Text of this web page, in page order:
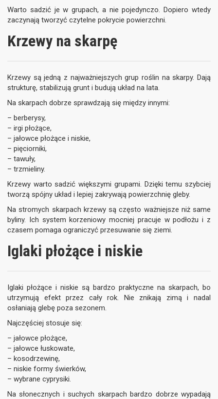
Warto sadzić je w grupach, a nie pojedynczo. Dopiero wtedy
zaczynają tworzyć czytelne pokrycie powierzchni.
Krzewy na skarpę
Krzewy są jedną z najważniejszych grup roślin na skarpy. Dają
strukturę, stabilizują grunt i budują układ na lata.
Na skarpach dobrze sprawdzają się między innymi:
– berberysy,
– irgi płożące,
– jałowce płożące i niskie,
– pięciorniki,
– tawuły,
– trzmieliny.
Krzewy warto sadzić większymi grupami. Dzięki temu szybciej
tworzą spójny układ i lepiej zakrywają powierzchnię gleby.
Na stromych skarpach krzewy są często ważniejsze niż same
byliny. Ich system korzeniowy mocniej pracuje w podłożu i z
czasem pomaga ograniczyć przesuwanie się ziemi.
Iglaki płożące i niskie
Iglaki płożące i niskie są bardzo praktyczne na skarpach, bo
utrzymują efekt przez cały rok. Nie znikają zimą i nadal
osłaniają glebę poza sezonem.
Najczęściej stosuje się:
– jałowce płożące,
– jałowce łuskowate,
– kosodrzewinę,
– niskie formy świerków,
– wybrane cyprysiki.
Na słonecznych i suchych skarpach bardzo dobrze wypadają